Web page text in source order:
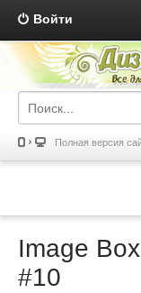
Войти
Полная версия
Image
#10